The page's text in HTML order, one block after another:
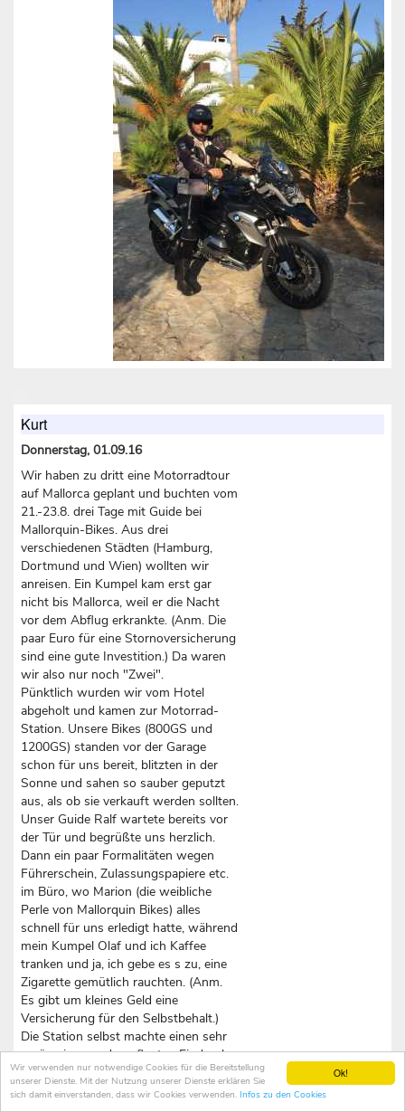
Ok!
Wir verwenden nur notwendige Cookies für die Bereitstellung
unserer Dienste. Mit der Nutzung unserer Dienste erklären Sie
sich damit einverstanden, dass wir Cookies verwenden. Infos zu den Cookies
Kurt
Donnerstag, 01.09.16
Wir haben zu dritt eine Motorradtour
auf Mallorca geplant und buchten vom
21.-23.8. drei Tage mit Guide bei
Mallorquin-Bikes. Aus drei
verschiedenen Städten (Hamburg,
Dortmund und Wien) wollten wir
anreisen. Ein Kumpel kam erst gar
nicht bis Mallorca, weil er die Nacht
vor dem Abflug erkrankte. (Anm. Die
paar Euro für eine Stornoversicherung
sind eine gute Investition.) Da waren
wir also nur noch "Zwei".
Pünktlich wurden wir vom Hotel
abgeholt und kamen zur Motorrad-
Station. Unsere Bikes (800GS und
1200GS) standen vor der Garage
schon für uns bereit, blitzten in der
Sonne und sahen so sauber geputzt
aus, als ob sie verkauft werden sollten.
Unser Guide Ralf wartete bereits vor
der Tür und begrüßte uns herzlich.
Dann ein paar Formalitäten wegen
Führerschein, Zulassungspapiere etc.
im Büro, wo Marion (die weibliche
Perle von Mallorquin Bikes) alles
schnell für uns erledigt hatte, während
mein Kumpel Olaf und ich Kaffee
tranken und ja, ich gebe es s zu, eine
Zigarette gemütlich rauchten. (Anm.
Es gibt um kleines Geld eine
Versicherung für den Selbstbehalt.)
Die Station selbst machte einen sehr
geräumigen und gepflegten Eindruck.
Eine Unzahl von Motorrädern standen
in Reih und Glied sauber geputzt, wie